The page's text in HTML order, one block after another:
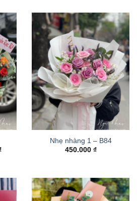
Giá
Nhẹ nhàng 1 – B84
450.000 ₫